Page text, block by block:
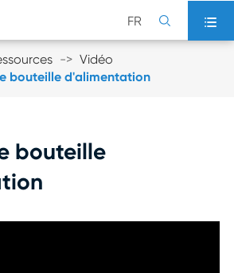
FR  
Vidéo
bouteille d'alimentation
bouteille